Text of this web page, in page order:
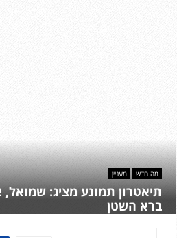
מה חדש מעניין
תיאטרון תמונע מציג:
ברא השטן